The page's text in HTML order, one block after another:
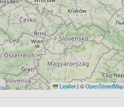
Leaflet|©OpenStreetMap